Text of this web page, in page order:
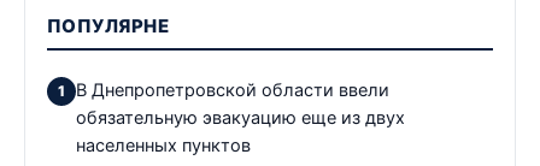
ПОПУЛЯРНЕ
В Днепропетровской области ввели
обязательную эвакуацию еще из двух
населенных пунктов